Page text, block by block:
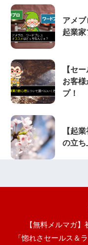
アメブ
起業家
【セ
お客
プ！
【起
の立ち
【無料メルマガ
「惚れさセールス＆